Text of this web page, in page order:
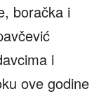
boračka i
i
ove godine